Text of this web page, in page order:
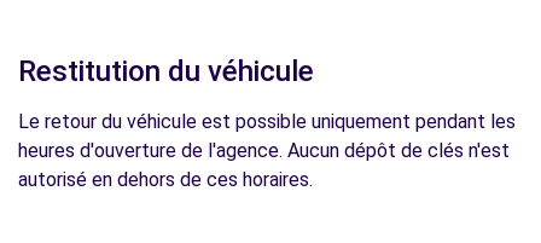
Restitution du véhicule
Le retour du véhicule est possible uniquement pendant les
heures d'ouverture de l'agence. Aucun dépôt de clés n'est
autorisé en dehors de ces horaires.